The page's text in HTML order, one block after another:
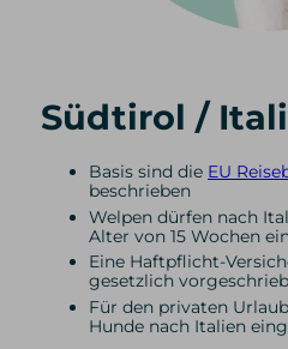
Südtirol /
Basis sind die EU
beschrieben
Welpen dürfen nach
Alter von 15 Wochen
Eine Haftpflicht-
gesetzlich
Für den privaten
Hunde nach Italien